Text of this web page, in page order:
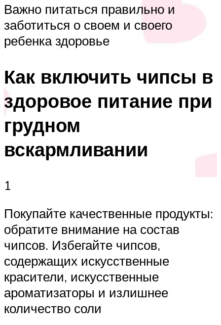
Важно питаться правильно и
заботиться о своем и своего
ребенка здоровье
Как включить чипсы в
здоровое питание при
грудном
вскармливании
1
Покупайте качественные продукты:
обратите внимание на состав
чипсов. Избегайте чипсов,
содержащих искусственные
красители, искусственные
ароматизаторы и излишнее
количество соли